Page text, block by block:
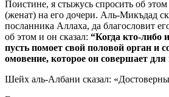
Поистине, я стыжусь спросить об этом
(женат) на его дочери. Аль-Микъдад
посланника Аллаха, да благословит
об этом и он сказал: “Когда кто-либо
пусть помоет свой половой орган и
омовение, которое он совершает
Шейх аль-Албани сказал: